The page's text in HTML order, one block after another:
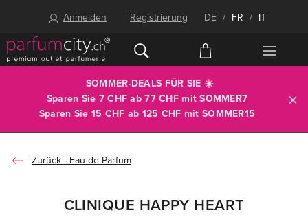
Anmelden Registrierung DE / FR / IT
SOMMER-DEALS FÜR SIE ☀️
Sparen Sie 7 CHF ab 77 CHF mitSOMMER7
Sparen Sie 15 CHF ab 125 CHF mit SOMMER15
Eau de Parfum
CLINIQUE HAPPY HEART